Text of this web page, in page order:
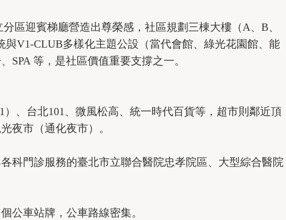
區迎賓梯廳營造出尊榮感，社區規劃三棟大樓（A、B、
V1-CLUB多樣化主題公設（當代會館、綠光花園館、能
SPA 等，是社區價值重要支撐之一。
、台北101、微風松高、統一時代百貨等，超市則鄰近頂
夜市（通化夜市）。
科門診服務的臺北市立聯合醫院忠孝院區、大型綜合醫院
公車站牌，公車路線密集。